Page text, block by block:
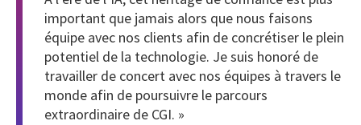
important que jamais alors que nous faisons
équipe avec nos clients afin de concrétiser le plein
potentiel de la technologie. Je suis honoré de
travailler de concert avec nos équipes à travers le
monde afin de poursuivre le parcours
extraordinaire de CGI. »